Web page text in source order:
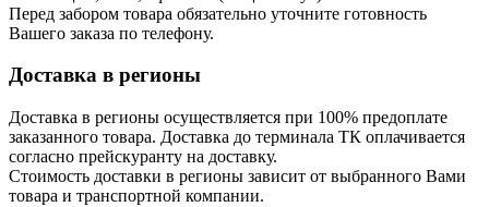
Перед забором товара обязательно уточните готовность
Вашего заказа по телефону.
Доставка в регионы
Доставка в регионы осуществляется при 100% предоплате
заказанного товара. Доставка до терминала ТК оплачивается
согласно прейскуранту на доставку.
Стоимость доставки в регионы зависит от выбранного Вами
товара и транспортной компании.